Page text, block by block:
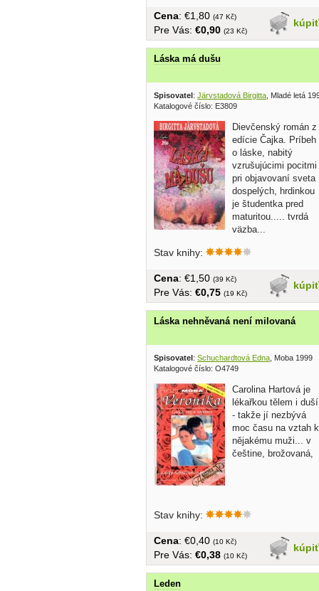
kúpiť
Cena: €1,80 (47 Kč)
Pre Vás: €0,90 (23 Kč)
Láska má dušu
Spisovatel: Järvstadová Birgitta , Mladé letá
Katalogové číslo: E3809
Dievčenský román z
edície Čajka. Príbeh
o láske, nabitý
vzrušujúcimi pocitmi
pri objavovaní sveta
dospelých, hrdinkou
je študentka pred
maturitou..... tvrdá
väzba...
Stav knihy:
kúpiť
Cena: €1,50 (39 Kč)
Pre Vás: €0,75 (19 Kč)
Láska nehněvaná není milovaná
Spisovatel: Schuchardtová Edna , Moba 1999
Katalogové číslo: O4749
Carolina Hartová je
lékařkou tělem i duší
- takže jí nezbývá
moc času na vztah k
nějakému muži... v
češtine, brožovaná,
Stav knihy:
kúpiť
Cena: €0,40 (10 Kč)
Pre Vás: €0,38 (10 Kč)
Leden